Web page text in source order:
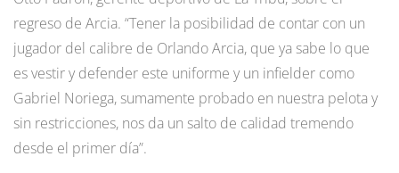
regreso de Arcia. “Tener la posibilidad de contar con un
jugador del calibre de Orlando Arcia, que ya sabe lo que
es vestir y defender este uniforme y un infielder como
Gabriel Noriega, sumamente probado en nuestra pelota y
sin restricciones, nos da un salto de calidad tremendo
desde el primer día”.